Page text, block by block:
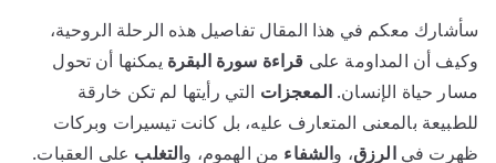
سأشارك معكم في هذا المقال تفاصيل هذه الرحلة الروحية،
وكيف أن المداومة على قراءة سورة البقرة يمكنها أن تحول
مسار حياة الإنسان.المعجزات التي رأيتها لم تكن خارقة
للطبيعة بالمعنى المتعارف عليه، بل كانت تيسيرات وبركات
ظهرت فيالرزق، والشفاء من الهموم، والتغلب على العقبات.